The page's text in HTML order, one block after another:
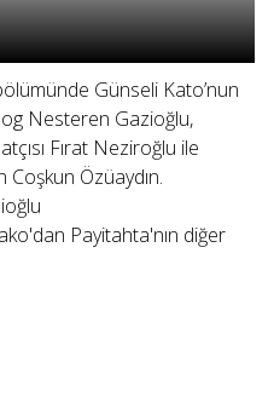
Günseli Kato’nun
Nesteren Gazioğlu,
Fırat Neziroğlu ile
Özüaydın.
Payitahta'nın diğer